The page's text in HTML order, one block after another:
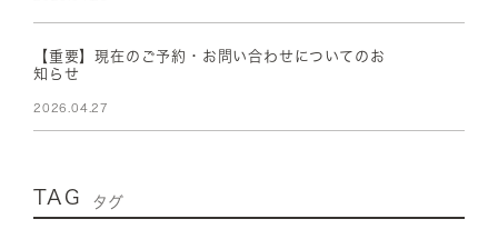
【重要】現在のご予約・お問い合わせについてのお
知らせ
2026.04.27
TAG タグ